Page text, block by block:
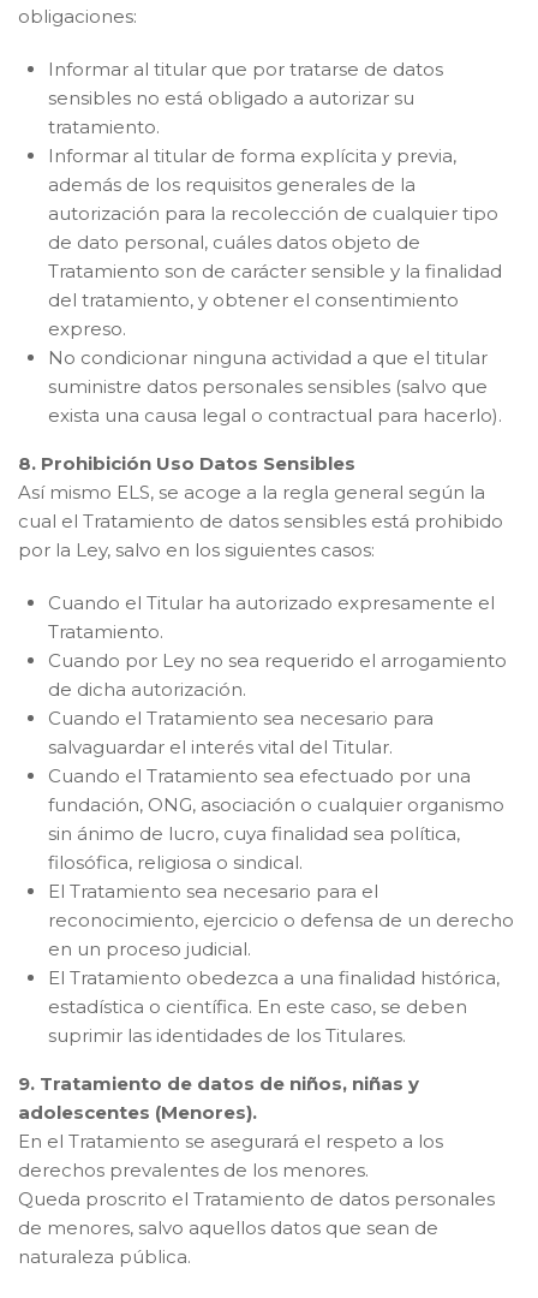
obligaciones:
Informar al titular que por tratarse de datos
sensibles no está obligado a autorizar su
tratamiento.
Informar al titular de forma explícita y previa,
además de los requisitos generales de la
autorización para la recolección de cualquier tipo
de dato personal, cuáles datos objeto de
Tratamiento son de carácter sensible y la finalidad
del tratamiento, y obtener el consentimiento
expreso.
No condicionar ninguna actividad a que el titular
suministre datos personales sensibles (salvo que
exista una causa legal o contractual para hacerlo).
8. Prohibición Uso Datos Sensibles
Así mismo ELS, se acoge a la regla general según la
cual el Tratamiento de datos sensibles está prohibido
por la Ley, salvo en los siguientes casos:
Cuando el Titular ha autorizado expresamente el
Tratamiento.
Cuando por Ley no sea requerido el arrogamiento
de dicha autorización.
Cuando el Tratamiento sea necesario para
salvaguardar el interés vital del Titular.
Cuando el Tratamiento sea efectuado por una
fundación, ONG, asociación o cualquier organismo
sin ánimo de lucro, cuya finalidad sea política,
filosófica, religiosa o sindical.
El Tratamiento sea necesario para el
reconocimiento, ejercicio o defensa de un derecho
en un proceso judicial.
El Tratamiento obedezca a una finalidad histórica,
estadística o científica. En este caso, se deben
suprimir las identidades de los Titulares.
9. Tratamiento de datos de niños, niñas y
adolescentes (Menores).
En el Tratamiento se asegurará el respeto a los
derechos prevalentes de los menores.
Queda proscrito el Tratamiento de datos personales
de menores, salvo aquellos datos que sean de
naturaleza pública.